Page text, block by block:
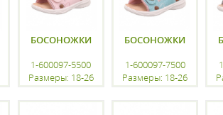
БОСОНОЖКИ
1-600097-5500
Размеры: 18-26
БОСОНОЖКИ
1-600097-7500
Размеры: 18-26